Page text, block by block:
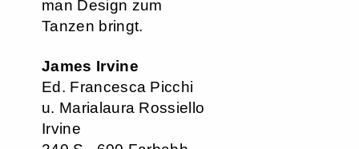
man Design zum
Tanzen bringt.
James Irvine
Ed. Francesca Picchi
u. Marialaura Rossiello
Irvine